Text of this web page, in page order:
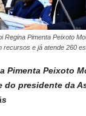
Regina Pimenta Peixoto
recursos e já atende 260
Pimenta Peixoto
do presidente da